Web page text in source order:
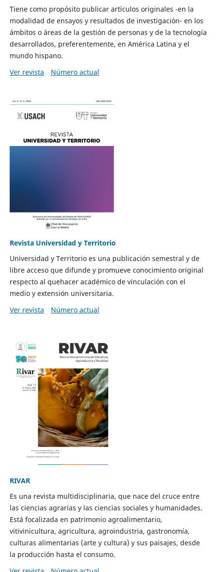
Tiene como propósito publicar artículos originales -en la
modalidad de ensayos y resultados de investigación- en los
ámbitos o áreas de la gestión de personas y de la tecnología
desarrollados, preferentemente, en América Latina y el
mundo hispano.
Ver revista
Número actual
Revista Universidad y Territorio
Universidad y Territorio es una publicación semestral y de
libre acceso que difunde y promueve conocimiento original
respecto al quehacer académico de vinculación con el
medio y extensión universitaria.
Ver revista
Número actual
RIVAR
Es una revista multidisciplinaria, que nace del cruce entre
las ciencias agrarias y las ciencias sociales y humanidades.
Está focalizada en patrimonio agroalimentario,
vitivinicultura, agricultura, agroindustria, gastronomía,
culturas alimentarias (arte y cultura) y sus paisajes, desde
la producción hasta el consumo.